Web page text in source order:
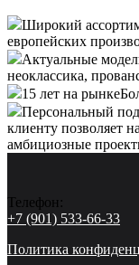
Широкий
европейских
Актуальные
неоклассика,
15 лет на рынке
Персональный
клиенту позволяет
амбициозные
Телефон:
+7 (901) 533-66-33
Политика